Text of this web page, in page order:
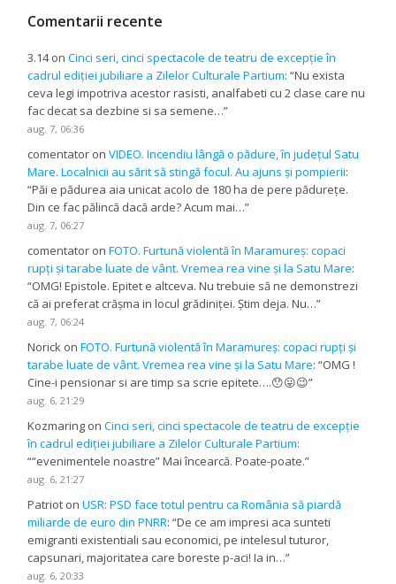
Comentarii recente
3.14onCinci seri, cinci spectacole de teatru de excepție în
cadrul ediției jubiliare a Zilelor Culturale Partium: “Nu exista
ceva legi impotriva acestor rasisti, analfabeti cu 2 clase care nu
fac decat sa dezbine si sa semene…”
aug. 7, 06:36
comentator onVIDEO. Incendiu lângă o pădure, în județul Satu
Mare. Localnicii au sărit să stingă focul. Au ajuns și pompierii:
“Păi e pădurea aia unicat acolo de 180 ha de pere pădurețe.
Din ce fac pălincă dacă arde? Acum mai…”
aug. 7, 06:27
comentator onFOTO. Furtună violentă în Maramureș: copaci
rupți și tarabe luate de vânt. Vremea rea vine și la Satu Mare:
“OMG! Epistole. Epitet e altceva. Nu trebuie să ne demonstrezi
că ai preferat crășma in locul grădiniței. Știm deja. Nu…”
aug. 7, 06:24
Norick onFOTO. Furtună violentă în Maramureș: copaci rupți și
tarabe luate de vânt. Vremea rea vine și la Satu Mare: “OMG !
Cine-i pensionar si are timp sa scrie epitete….😯😛😉”
aug. 6, 21:29
Kozmaring onCinci seri, cinci spectacole de teatru de excepție
în cadrul ediției jubiliare a Zilelor Culturale Partium:
““evenimentele noastre” Mai încearcă. Poate-poate.”
aug. 6, 21:27
Patriot onUSR: PSD face totul pentru ca România să piardă
miliarde de euro din PNRR: “De ce am impresi aca sunteti
emigranti existentiali sau economici, pe intelesul tuturor,
capsunari, majoritatea care boreste p-aci! Ia in…”
aug. 6, 20:33